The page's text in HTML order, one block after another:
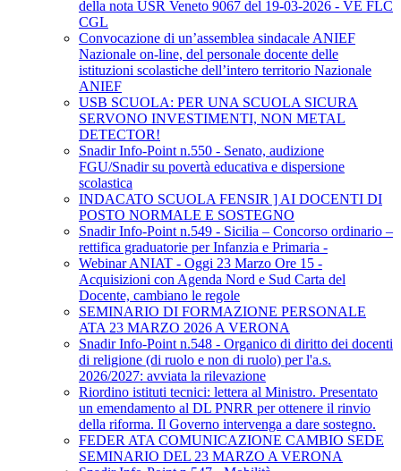
della nota USR Veneto 9067 del 19-03-2026 - VE FLC
CGL
Convocazione di un’assemblea sindacale ANIEF
Nazionale on-line, del personale docente delle
istituzioni scolastiche dell’intero territorio Nazionale
ANIEF
USB SCUOLA: PER UNA SCUOLA SICURA
SERVONO INVESTIMENTI, NON METAL
DETECTOR!
Snadir Info-Point n.550 - Senato, audizione
FGU/Snadir su povertà educativa e dispersione
scolastica
INDACATO SCUOLA FENSIR ] AI DOCENTI DI
POSTO NORMALE E SOSTEGNO
Snadir Info-Point n.549 - Sicilia – Concorso ordinario –
rettifica graduatorie per Infanzia e Primaria -
Webinar ANIAT - Oggi 23 Marzo Ore 15 -
Acquisizioni con Agenda Nord e Sud Carta del
Docente, cambiano le regole
SEMINARIO DI FORMAZIONE PERSONALE
ATA 23 MARZO 2026 A VERONA
Snadir Info-Point n.548 - Organico di diritto dei docenti
di religione (di ruolo e non di ruolo) per l'a.s.
2026/2027: avviata la rilevazione
Riordino istituti tecnici: lettera al Ministro. Presentato
un emendamento al DL PNRR per ottenere il rinvio
della riforma. Il Governo intervenga a dare sostegno.
FEDER ATA COMUNICAZIONE CAMBIO SEDE
SEMINARIO DEL 23 MARZO A VERONA